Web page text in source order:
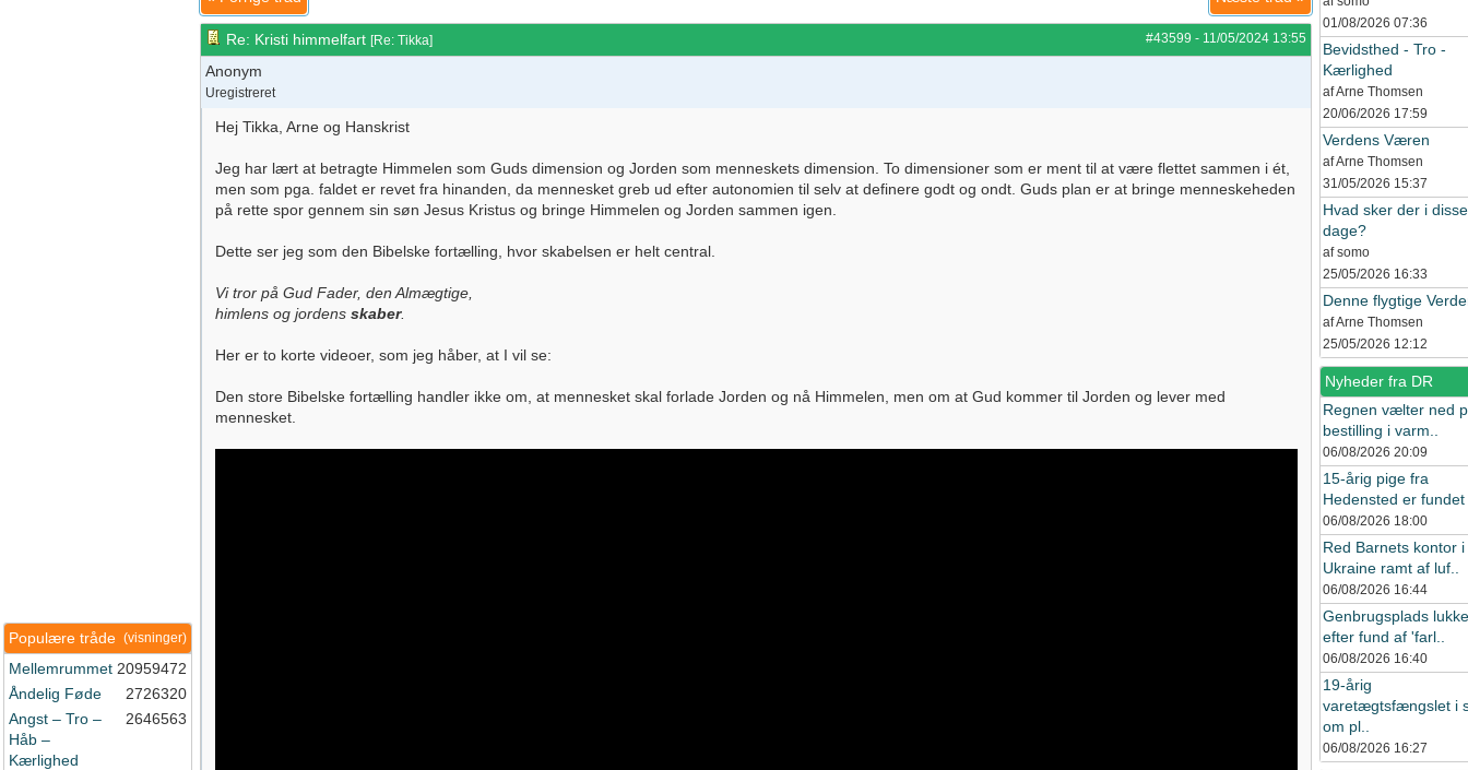
(visninger)
Populære tråde
Mellemrummet 20959472
Åndelig Føde
2726320
Angst – Tro –
Håb –
Kærlighed
2646563
#43599 - 11/05/2024 13:55
Re: Kristi himmelfart [Re: Tikka]
Anonym
Uregistreret
Hej Tikka, Arne og Hanskrist
Jeg har lært at betragte Himmelen som Guds dimension og Jorden som menneskets dimension. To dimensioner som er ment til at være flettet sammen i ét,
men som pga. faldet er revet fra hinanden, da mennesket greb ud efter autonomien til selv at definere godt og ondt. Guds plan er at bringe menneskeheden
på rette spor gennem sin søn Jesus Kristus og bringe Himmelen og Jorden sammen igen.
Dette ser jeg som den Bibelske fortælling, hvor skabelsen er helt central.
Vi tror på Gud Fader, den Almægtige,
himlens og jordens skaber.
Her er to korte videoer, som jeg håber, at I vil se:
Den store Bibelske fortælling handler ikke om, at mennesket skal forlade Jorden og nå Himmelen, men om at Gud kommer til Jorden og lever med
mennesket.
01/08/2026 07:36
Bevidsthed - Tro -
Kærlighed
af Arne Thomsen
20/06/2026 17:59
Verdens Væren
af Arne Thomsen
31/05/2026 15:37
Hvad sker der i disse
dage?
af somo
25/05/2026 16:33
Denne flygtige
af Arne Thomsen
25/05/2026 12:12
Nyheder fra DR
Regnen vælter ned
bestilling i varm..
06/08/2026 20:09
15-årig pige fra
Hedensted er fundet
06/08/2026 18:00
Red Barnets kontor i
Ukraine ramt af luf..
06/08/2026 16:44
Genbrugsplads
efter fund af 'farl..
06/08/2026 16:40
19-årig
varetægtsfængslet i
om pl..
06/08/2026 16:27